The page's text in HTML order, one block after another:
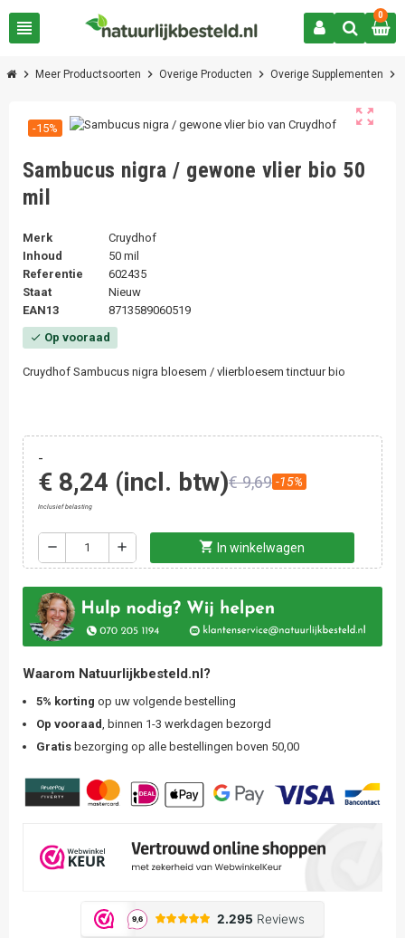
view_headline
0
chevron_right Meer Productsoorten chevron_right Overige Producten chevron_right Overige Supplementen chevron_right
zoom_out_map
-15%
Sambucus nigra / gewone vlier bio 50
mil
Merk
Cruydhof
Inhoud
50 mil
Referentie
602435
Staat
Nieuw
EAN13
8713589060519
check Op vooraad
Cruydhof Sambucus nigra bloesem / vlierbloesem tinctuur bio
-
€ 8,24 (incl. btw)€ 9,69 -15%
Inclusief belasting
remove add shopping_cart In winkelwagen
Waarom Natuurlijkbesteld.nl?
5% korting op uw volgende bestelling
Op vooraad
, binnen 1-3 werkdagen bezorgd
Gratis bezorging op alle bestellingen boven 50,00